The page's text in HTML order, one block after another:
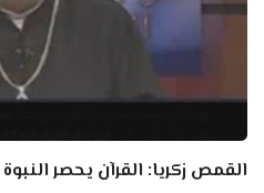
القمص زكريا: القرآن يحصر